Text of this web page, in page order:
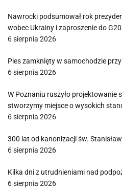
Nawrocki podsumował rok
wobec Ukrainy i zaproszenie do G20
6 sierpnia 2026
Pies zamknięty w samochodzie
6 sierpnia 2026
W Poznaniu ruszyło projektowanie
stworzymy miejsce o wysokich
6 sierpnia 2026
300 lat od kanonizacji św.
6 sierpnia 2026
Kilka dni z utrudnieniami nad
6 sierpnia 2026